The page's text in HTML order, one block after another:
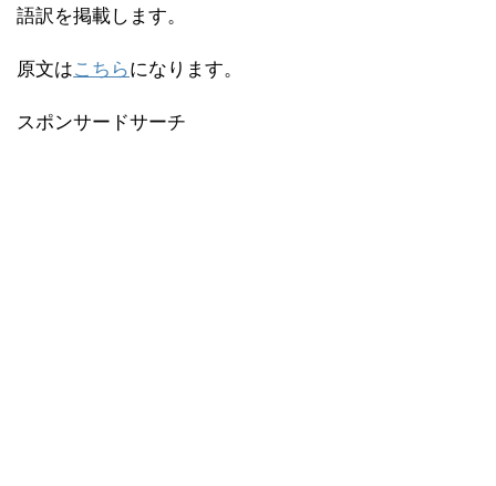
語訳を掲載します。
原文はこちらになります。
スポンサードサーチ